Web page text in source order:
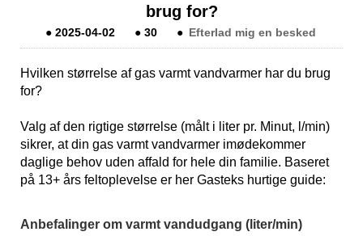
brug for?
● 2025-04-02 ● 30 ● Efterlad mig en besked
Hvilken størrelse af gas varmt vandvarmer har du brug
for?
Valg af den rigtige størrelse (målt i liter pr. Minut, l/min)
sikrer, at din gas varmt vandvarmer imødekommer
daglige behov uden affald for hele din familie. Baseret
på 13+ års feltoplevelse er her Gasteks hurtige guide:
Anbefalinger om varmt vandudgang (liter/min)